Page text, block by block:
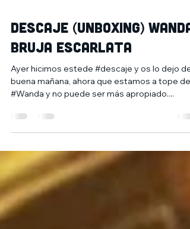
6 feb 2021 1 min de lectura
Descaje (Unboxing) Wanda
Bruja Escarlata
Ayer hicimos estede #descaje y os lo dejo de
#Wanda y no puede ser más apropiado....